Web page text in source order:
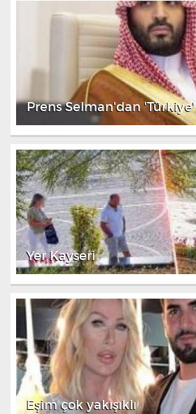
Prens Selman'dan 'Türkiye'
Yer Kayseri
Eşim çok yakışıklı